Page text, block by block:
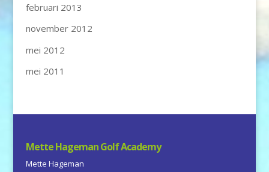
februari 2013
november 2012
mei 2012
mei 2011
Mette Hageman Golf Academy
Mette Hageman